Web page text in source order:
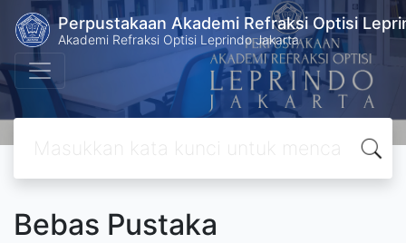
Perpustakaan Akademi Refraksi Optisi
Akademi Refraksi Optisi Leprindo Jakarta
Bebas Pustaka